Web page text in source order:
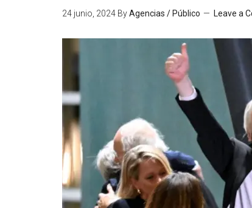
24 junio, 2024 ByAgencias / Público Leave a